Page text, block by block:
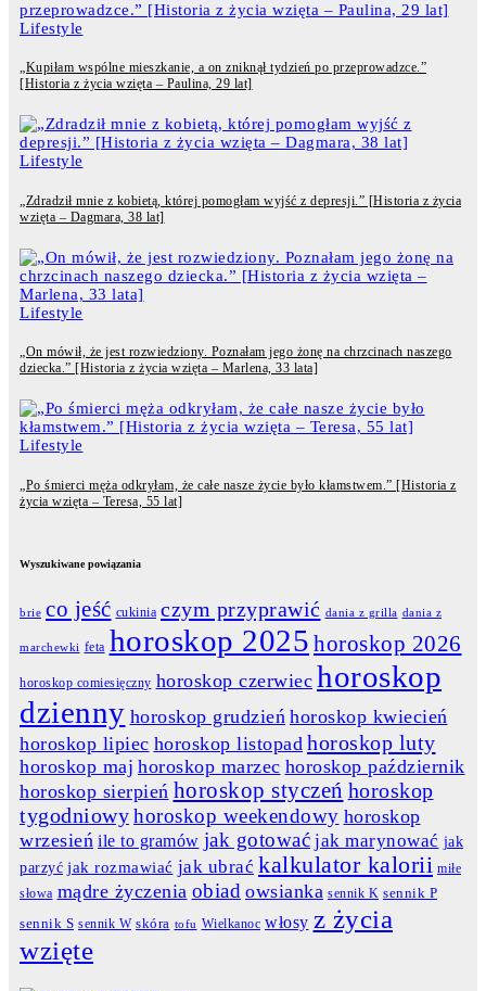
Lifestyle
„Kupiłam wspólne mieszkanie, a on zniknął tydzień po przeprowadzce.”
[Historia z życia wzięta – Paulina, 29 lat]
Lifestyle
„Zdradził mnie z kobietą, której pomogłam wyjść z depresji.” [Historia z życia
wzięta – Dagmara, 38 lat]
Lifestyle
„On mówił, że jest rozwiedziony. Poznałam jego żonę na chrzcinach naszego
dziecka.” [Historia z życia wzięta – Marlena, 33 lata]
Lifestyle
„Po śmierci męża odkryłam, że całe nasze życie było kłamstwem.” [Historia z
życia wzięta – Teresa, 55 lat]
Wyszukiwane powiązania
brie co jeść cukinia czym przyprawić dania z grilla dania z
marchewki feta horoskop 2025 horoskop 2026
horoskop comiesięczny horoskop czerwiec horoskop
dzienny horoskop grudzień horoskop kwiecień
horoskop lipiec horoskop listopad horoskop luty
horoskop maj horoskop marzec horoskop październik
horoskop sierpień horoskop styczeń horoskop
tygodniowyhoroskop weekendowy horoskop
wrzesień ile to gramów jak gotować jak marynować jak
parzyć jak rozmawiać jak ubrać kalkulator kalorii miłe
słowa mądre życzenia obiad owsianka sennik K sennik P
sennik S sennik W skóra tofu Wielkanoc włosy z życia
wzięte